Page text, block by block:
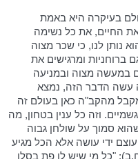
בעיקרה היא באמת
את החיים, את כל נשימה
נותן לנו, כי שכר מצוה
ברוחניות ומרגישים את
במעשה מצוה ובמניעה
עשה הדבר הזה, נמצא
מהקב"ה כאן בעולם זה
וזה כל ענין בטחון, מה
סמוך על שולחן גבוה
ידי עושה אלא הכל מגיע
"כל מי שיש לו פת בסלו